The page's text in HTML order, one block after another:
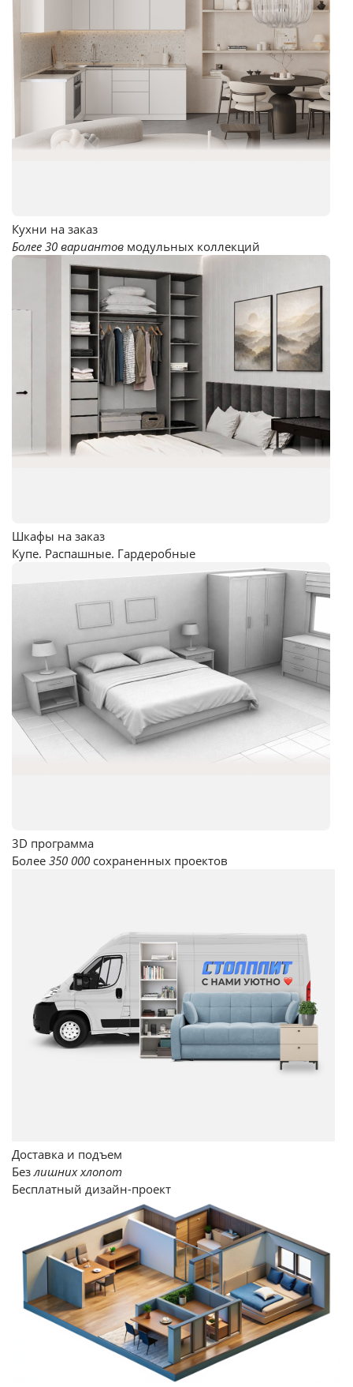
Кухни на заказ
Более 30 вариантов модульных коллекций
Шкафы на заказ
Купе. Распашные. Гардеробные
3D программа
Более 350 000 сохраненных проектов
Доставка и подъем
Безлишних хлопот
Бесплатный дизайн-проект